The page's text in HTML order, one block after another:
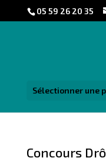
05 59 26 20 35
Sélectionner une
Concours